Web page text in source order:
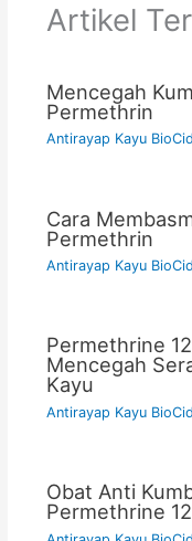
Artikel
Mencegah
Permethrin
Antirayap Kayu
Cara
Permethrin
Antirayap Kayu
Permethrine
Mencegah
Kayu
Antirayap Kayu
Obat Anti
Permethrine